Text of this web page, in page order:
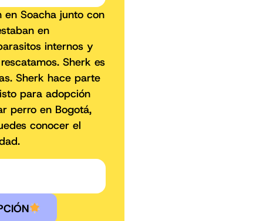
en Soacha junto con
en
internos y
Sherk es
Sherk hace parte
para adopción
perro en Bogotá,
conocer el